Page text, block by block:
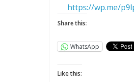
https://wp.me/
Share this:
WhatsApp
Like this: